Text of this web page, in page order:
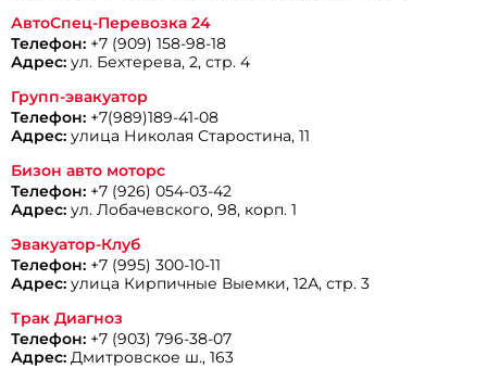
АвтоСпец-Перевозка 24
Телефон: +7 (909) 158-98-18
Адрес: ул. Бехтерева, 2, стр. 4
Групп-эвакуатор
Телефон: +7(989)189-41-08
Адрес: улица Николая Старостина, 11
Бизон авто моторс
Телефон: +7 (926) 054-03-42
Адрес: ул. Лобачевского, 98, корп. 1
Эвакуатор-Клуб
Телефон: +7 (995) 300-10-11
Адрес: улица Кирпичные Выемки, 12А, стр. 3
Трак Диагноз
Телефон: +7 (903) 796-38-07
Адрес: Дмитровское ш., 163